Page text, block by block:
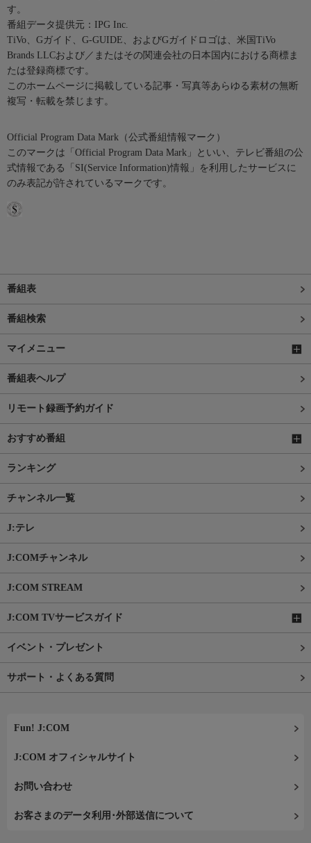
す。
番組データ提供元：IPG Inc.
TiVo、Gガイド、G-GUIDE、およびGガイドロゴは、米国TiVo
Brands LLCおよび／またはその関連会社の日本国内における商標ま
たは登録商標です。
このホームページに掲載している記事・写真等あらゆる素材の無断
複写・転載を禁じます。
Official Program Data Mark（公式番組情報マーク）
このマークは「Official Program Data Mark」といい、テレビ番組の公
式情報である「SI(Service Information)情報」を利用したサービスに
のみ表記が許されているマークです。
番組表
番組検索
マイメニュー
番組表ヘルプ
リモート録画予約ガイド
おすすめ番組
ランキング
チャンネル一覧
J:テレ
J:COMチャンネル
J:COM STREAM
J:COM TVサービスガイド
イベント・プレゼント
サポート・よくある質問
Fun! J:COM
J:COM オフィシャルサイト
お問い合わせ
お客さまのデータ利用･外部送信について